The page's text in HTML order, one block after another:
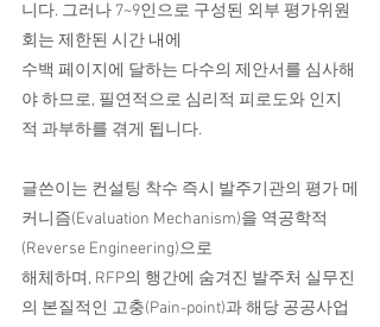
니다. 그러나 7~9인으로 구성된 외부 평가위원
회는 제한된 시간 내에
수백 페이지에 달하는 다수의 제안서를 심사해
야 하므로, 필연적으로 심리적 피로도와 인지
적 과부하를 겪게 됩니다.
글쓴이는 컨설팅 착수 즉시 발주기관의 평가 메
커니즘(Evaluation Mechanism)을 역공학적
(Reverse Engineering)으로
해체하며, RFP의 행간에 숨겨진 발주처 실무진
의 본질적인 고충(Pain-point)과 해당 공공사업